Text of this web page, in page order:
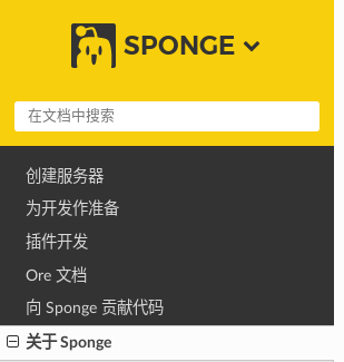
SPONGE
创建服务器
为开发作准备
插件开发
Ore 文档
向 Sponge 贡献代码
关于 Sponge